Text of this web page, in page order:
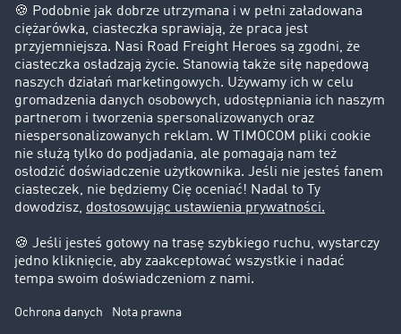
Firma
Historie sukcesu
Klienci pozyskują nowych klientów
Informacje prawne
Impressum
OWU
Ochrona danych
Ustawienia plików cookies